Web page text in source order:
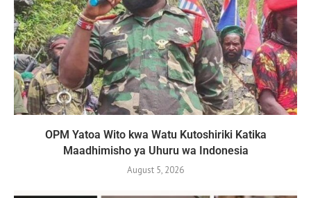
OPM Yatoa Wito kwa Watu Kutoshiriki Katika
Maadhimisho ya Uhuru wa Indonesia
August 5, 2026